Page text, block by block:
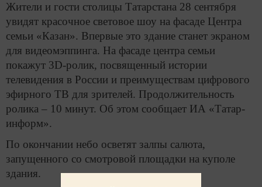
Жители и гости столицы Татарстана 28 сентября
увидят красочное световое шоу на фасаде Центра
семьи «Казан». Впервые это здание станет экраном
для видеомэппинга. На фасаде центра семьи
покажут 3D-ролик, посвященный истории
телевидения в России и преимуществам цифрового
эфирного ТВ для зрителей. Продолжительность
ролика – 10 минут. Об этом сообщает ИА «Татар-
информ».
По окончании небо осветят залпы салюта,
запущенного со смотровой площадки на куполе
здания.